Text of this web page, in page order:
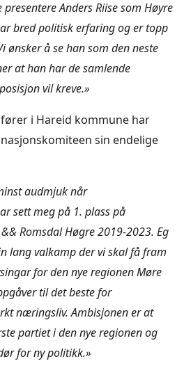
Anders Riise som Høyre
bred politisk erfaring og er topp
ønsker å se han som den neste
at han har de samlende
vil kreve.»
i Hareid kommune har
sin endelige
audmjuk når
sett meg på 1. plass på
Romsdal Høgre 2019-2023. Eg
lang valkamp der vi skal få fram
for den nye regionen Møre
til det beste for
næringsliv. Ambisjonen er at
partiet i den nye regionen og
for ny politikk.»